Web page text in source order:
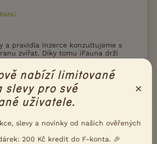
a pravidla inzerce konzultujeme s
zvířat. Díky tomu iFauna drží
legislativou, i s principy moderního
zvířat.
Ukažte inzerát známým!
Poslat inzerát e-mailem
nabízí limitované
slevy pro své
uživatele.
×
slevy a novinky od našich ověřených
200 Kč kredit do F-konta. 🎉